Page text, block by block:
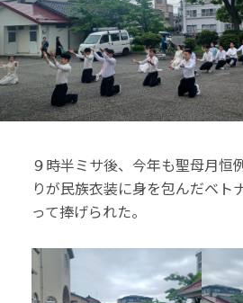
９時半ミサ後、今年も聖母月恒
りが民族衣装に身を包んだベト
って捧げられた。